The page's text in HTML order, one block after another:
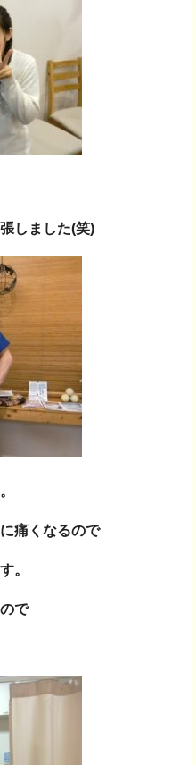
しました(笑)
痛くなるので
。
で